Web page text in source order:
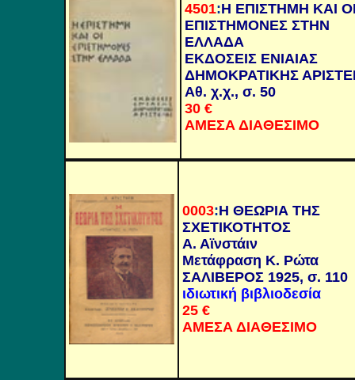
4501:Η ΕΠΙΣΤΗΜΗ ΚΑΙ
ΕΠΙΣΤΗΜΟΝΕΣ ΣΤΗΝ
ΕΛΛΑΔΑ
ΕΚΔΟΣΕΙΣ ΕΝΙΑΙΑΣ
ΔΗΜΟΚΡΑΤΙΚΗΣ
Αθ. χ.χ., σ. 50
30 €
ΑΜΕΣΑ ΔΙΑΘΕΣΙΜΟ
0003:Η ΘΕΩΡΙΑ ΤΗΣ
ΣΧΕΤΙΚΟΤΗΤΟΣ
Α. Αϊνστάιν
Μετάφραση Κ. Ρώτα
ΣΑΛΙΒΕΡΟΣ 1925, σ. 110
ιδιωτική βιβλιοδεσία
25 €
ΑΜΕΣΑ ΔΙΑΘΕΣΙΜΟ